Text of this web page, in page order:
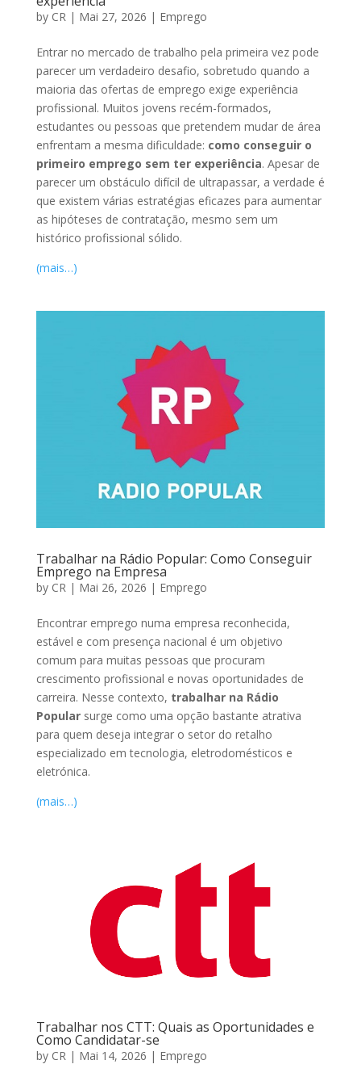
by CR| Mai 27, 2026 | Emprego
Entrar no mercado de trabalho pela primeira vez pode
parecer um verdadeiro desafio, sobretudo quando a
maioria das ofertas de emprego exige experiência
profissional. Muitos jovens recém-formados,
estudantes ou pessoas que pretendem mudar de área
enfrentam a mesma dificuldade: como conseguir o
primeiro emprego sem ter experiência. Apesar de
parecer um obstáculo difícil de ultrapassar, a verdade é
que existem várias estratégias eficazes para aumentar
as hipóteses de contratação, mesmo sem um
histórico profissional sólido.
(mais…)
Trabalhar na Rádio Popular: Como Conseguir
Emprego na Empresa
by CR| Mai 26, 2026 | Emprego
Encontrar emprego numa empresa reconhecida,
estável e com presença nacional é um objetivo
comum para muitas pessoas que procuram
crescimento profissional e novas oportunidades de
carreira. Nesse contexto, trabalhar na Rádio
Popularsurge como uma opção bastante atrativa
para quem deseja integrar o setor do retalho
especializado em tecnologia, eletrodomésticos e
eletrónica.
(mais…)
Trabalhar nos CTT: Quais as Oportunidades e
Como Candidatar-se
by CR| Mai 14, 2026 | Emprego